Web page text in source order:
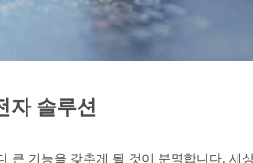
자 솔루션
큰 기능을 갖추게 될 것이 분명합니다.